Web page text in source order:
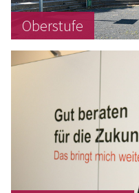
Oberstufe